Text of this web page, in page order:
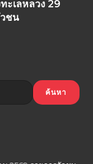
ะเลหลวง 29
ชน
ค้นหา